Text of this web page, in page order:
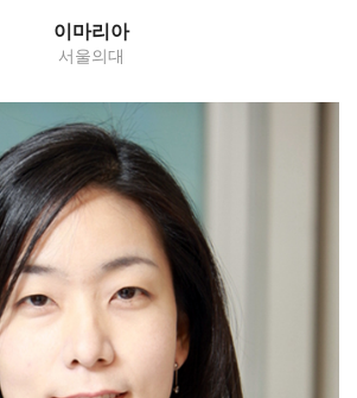
이마리아
서울의대